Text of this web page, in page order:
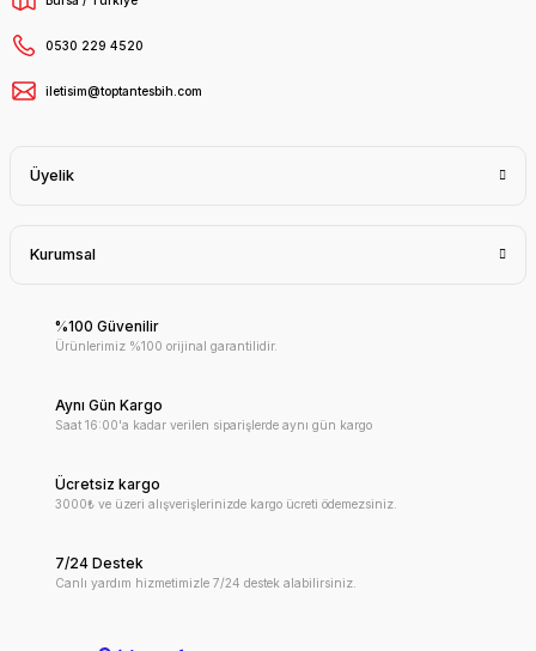
0530 229 4520
iletisim@toptantesbih.com
Üyelik
Kurumsal
%100 Güvenilir
Ürünlerimiz %100 orijinal garantilidir.
Aynı Gün Kargo
Saat 16:00'a kadar verilen siparişlerde aynı gün kargo
Ücretsiz kargo
3000₺ ve üzeri alışverişlerinizde kargo ücreti ödemezsiniz.
7/24 Destek
Canlı yardım hizmetimizle 7/24 destek alabilirsiniz.